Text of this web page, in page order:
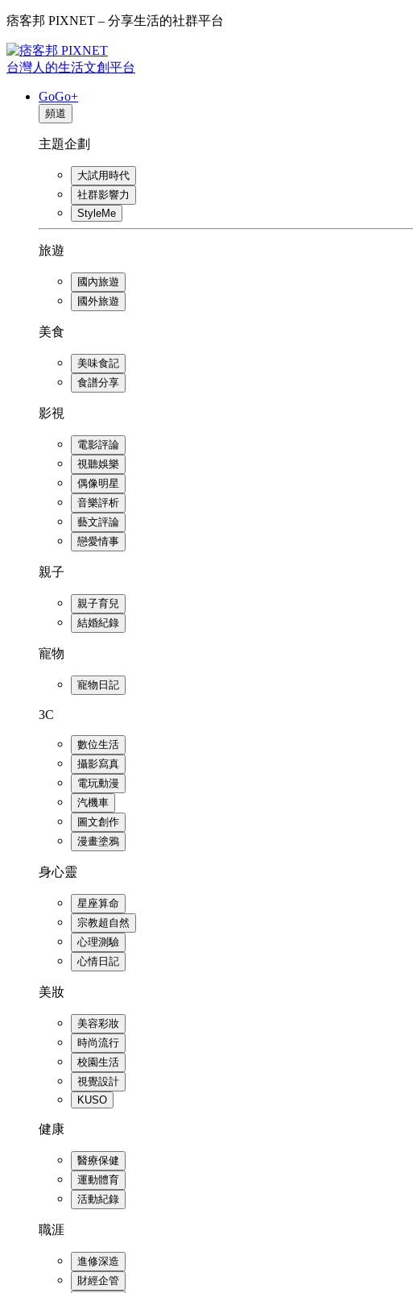
痞客邦 PIXNET – 分享生活的社群平台
台灣人的生活文創平台
GoGo+
頻道
主題企劃
大試用時代
社群影響力
StyleMe
旅遊
國內旅遊
國外旅遊
美食
美味食記
食譜分享
影視
電影評論
視聽娛樂
偶像明星
音樂評析
藝文評論
戀愛情事
親子
親子育兒
結婚紀錄
寵物
寵物日記
3C
數位生活
攝影寫真
電玩動漫
汽機車
圖文創作
漫畫塗鴉
身心靈
星座算命
宗教超自然
心理測驗
心情日記
美妝
美容彩妝
時尚流行
校園生活
視覺設計
KUSO
健康
醫療保健
運動體育
活動紀錄
職涯
進修深造
財經企管